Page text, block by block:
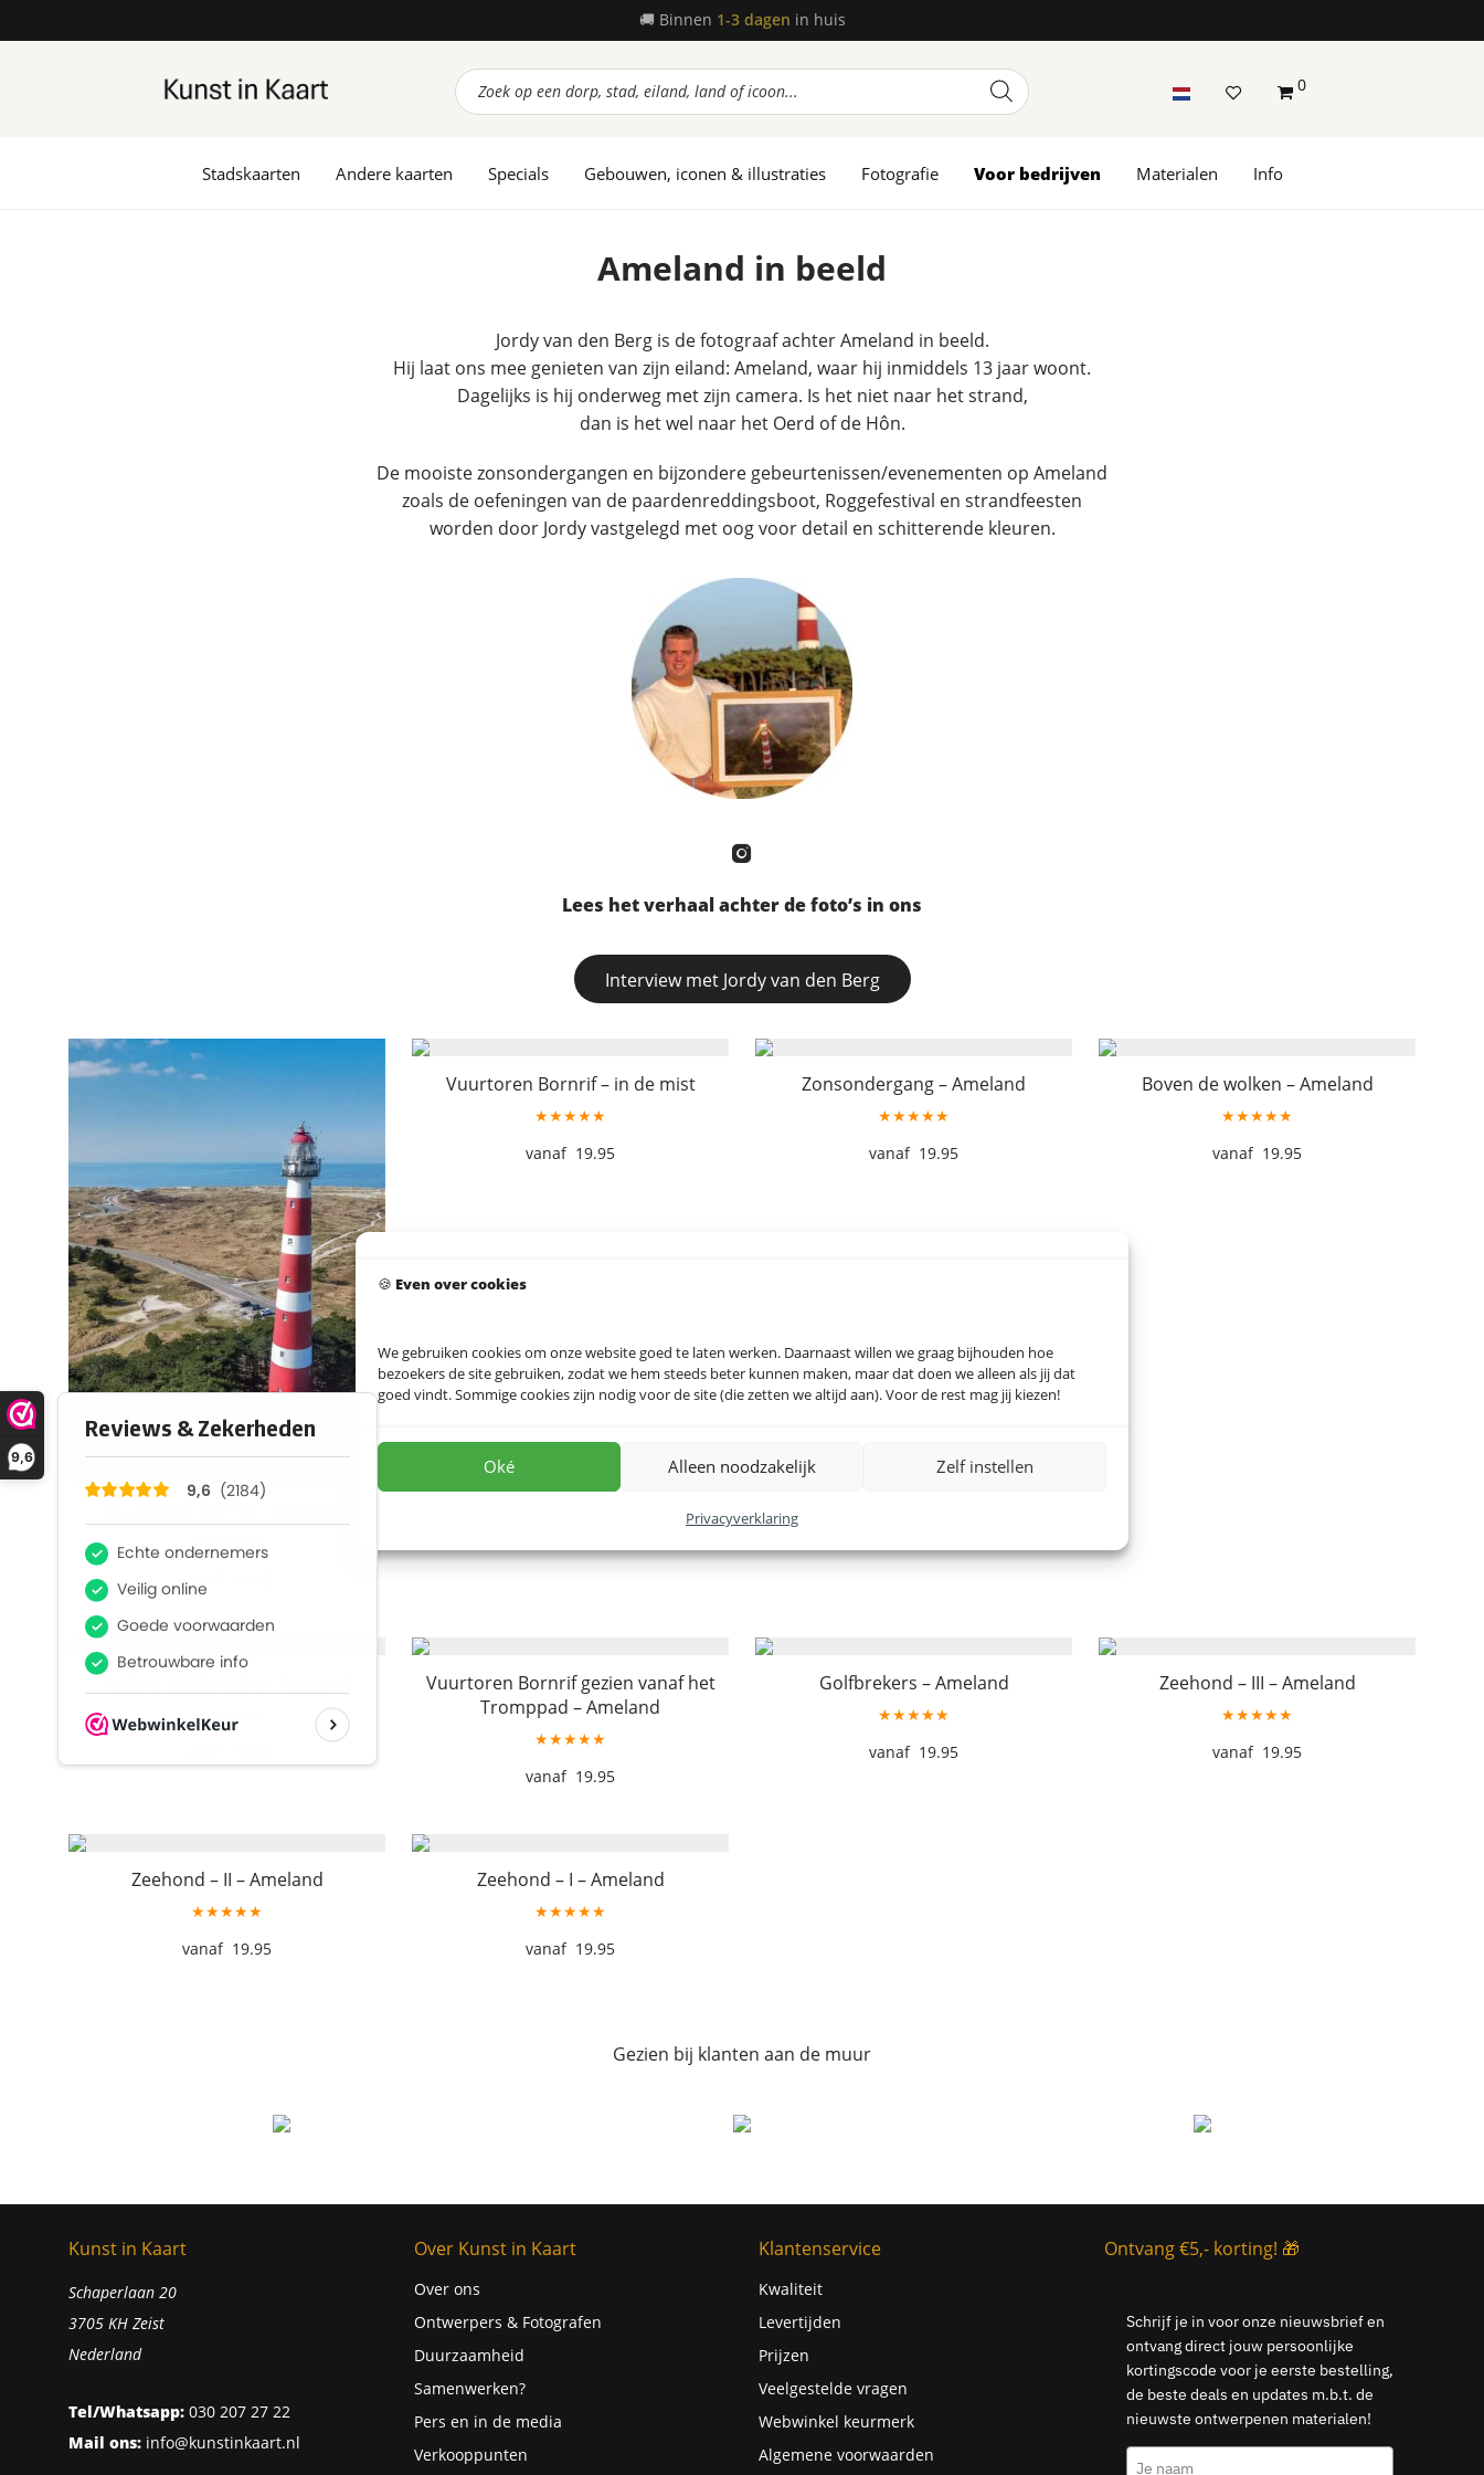
9,6
🍪 Even over cookies
We gebruiken cookies om onze website goed te laten werken. Daarnaast willen we graag bijhouden hoe
bezoekers de site gebruiken, zodat we hem steeds beter kunnen maken, maar dat doen we alleen als jij dat
goed vindt. Sommige cookies zijn nodig voor de site (die zetten we altijd aan). Voor de rest mag jij kiezen!
Oké Alleen noodzakelijk Zelf instellen
Privacyverklaring
📦Gratis verzendingvanaf 45,-
Producten
zoeken
Stadskaarten Andere kaarten Specials Gebouwen, iconen & illustraties Fotografie Voor bedrijven Materialen Info
0
Ameland in beeld
Jordy van den Berg is de fotograaf achter Ameland in beeld.
Hij laat ons mee genieten van zijn eiland: Ameland, waar hij inmiddels 13 jaar woont.
Dagelijks is hij onderweg met zijn camera. Is het niet naar het strand,
dan is het wel naar het Oerd of de Hôn.
De mooiste zonsondergangen en bijzondere gebeurtenissen/evenementen op Ameland
zoals de oefeningen van de paardenreddingsboot, Roggefestival en strandfeesten
worden door Jordy vastgelegd met oog voor detail en schitterende kleuren.
Lees het verhaal achter de foto’s in ons
Interview met Jordy van den Berg
★★★★★
Vuurtoren Bornrif – in de mist
★★★★★
19.95
Zonsondergang – Ameland
★★★★★
19.95
Boven de wolken – Ameland
★★★★★
19.95
★★★★★
Vuurtoren Bornrif gezien vanaf het
Tromppad – Ameland
★★★★★
19.95
Golfbrekers – Ameland
★★★★★
19.95
Zeehond – III – Ameland
★★★★★
19.95
Zeehond – II – Ameland
★★★★★
19.95
Zeehond – I – Ameland
★★★★★
19.95
Gezien bij klanten aan de muur
Kunst in Kaart
Schaperlaan 20
3705 KH Zeist
Nederland
Tel/Whatsapp: 030 207 27 22
Mail ons: info@kunstinkaart.nl
Over Kunst in Kaart
Over ons
Ontwerpers & Fotografen
Duurzaamheid
Samenwerken?
Pers en in de media
Verkooppunten
Klantenservice
Kwaliteit
Levertijden
Prijzen
Veelgestelde vragen
Webwinkel keurmerk
Algemene voorwaarden
Ontvang €5,- korting! 🎁
Schrijf je in voor onze nieuwsbrief en
ontvang direct jouw persoonlijke
kortingscode voor je eerste bestelling,
de beste deals en updates m.b.t. de
nieuwste ontwerpenen materialen!